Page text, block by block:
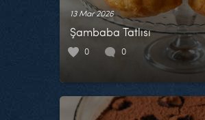
13 Mar 2026
Şambaba Tatlısı
0 0